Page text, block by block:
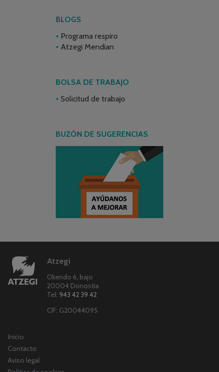
BLOGS
Programa respiro
Atzegi Mendian
BOLSA DE TRABAJO
Solicitud de trabajo
BUZÓN DE SUGERENCIAS
Atzegi
Okendo 6, bajo
20004 Donostia
Tel: 943 42 39 42
CIF: G20044095
Inicio
Contacto
Aviso legal